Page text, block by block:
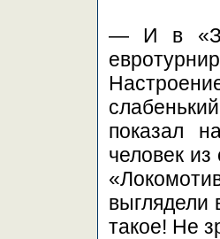
— И в
показал
человек
выглядели
такое! Не